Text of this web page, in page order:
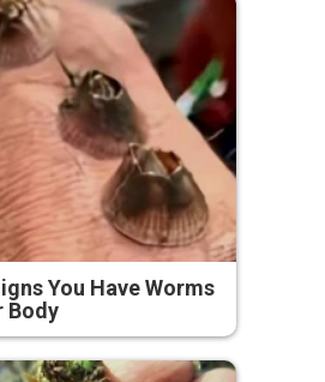
You Have Worms
Body